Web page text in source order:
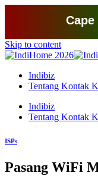
Cape
Skip to content
Indibiz
Tentang Kontak
Indibiz
Tentang Kontak
ISPs
Pasang WiFi